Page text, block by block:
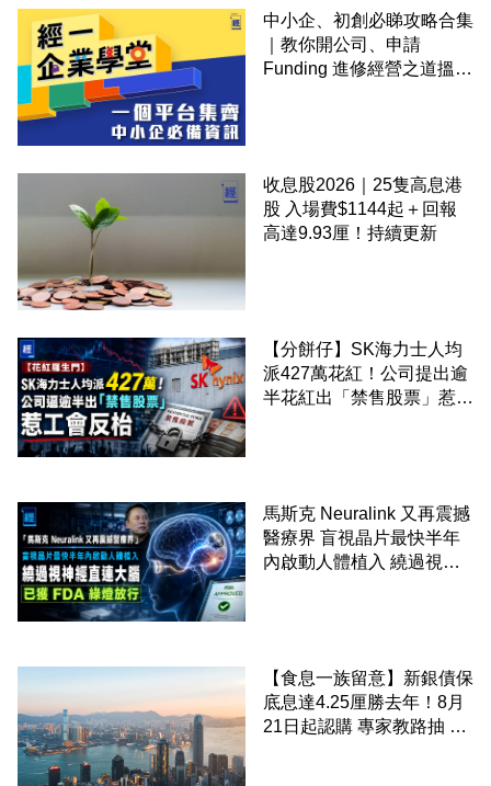
中小企、初創必睇攻略合集
｜教你開公司、申請
Funding 進修經營之道搵大
收息股2026｜25隻高息港
股 入場費$1144起＋回報
高達9.93厘！持續更新
【分餅仔】SK海力士人均
派427萬花紅！公司提出逾
半花紅出「禁售股票」惹工
馬斯克 Neuralink 又再震撼
醫療界 盲視晶片最快半年
內啟動人體植入 繞過視神
【食息一族留意】新銀債保
底息達4.25厘勝去年！8月
21日起認購 專家教路抽 20